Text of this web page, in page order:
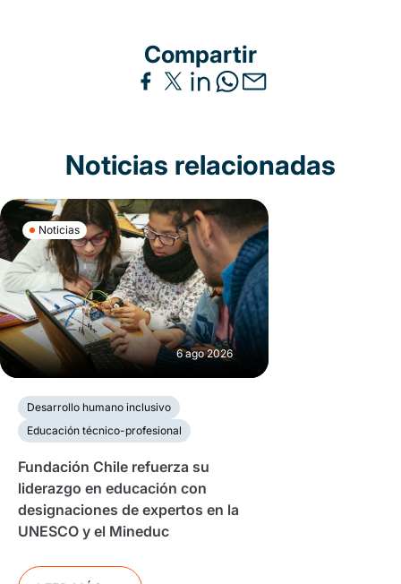
Compartir
Noticias relacionadas
Noticias
6 ago 2026
Desarrollo humano inclusivo
Educación técnico-profesional
Fundación Chile refuerza su
liderazgo en educación con
designaciones de expertos en la
UNESCO y el Mineduc